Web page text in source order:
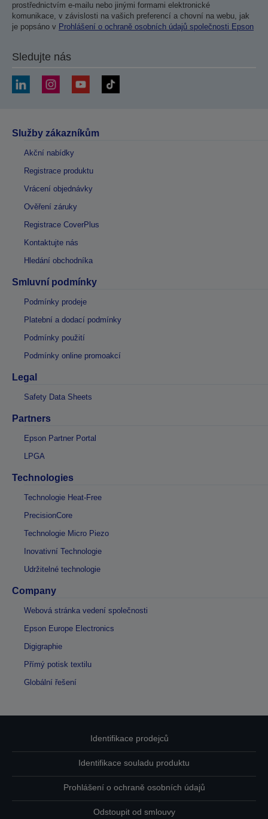
prostřednictvím e-mailu nebo jinými formami elektronické
komunikace, v závislosti na vašich preferencí a chovní na webu, jak
je popsáno v Prohlášení o ochraně osobních údajů společnosti Epson
Sledujte nás
Služby zákazníkům
Akční nabídky
Registrace produktu
Vrácení objednávky
Ověření záruky
Registrace CoverPlus
Kontaktujte nás
Hledání obchodníka
Smluvní podmínky
Podmínky prodeje
Platební a dodací podmínky
Podmínky použití
Podmínky online promoakcí
Legal
Safety Data Sheets
Partners
Epson Partner Portal
LPGA
Technologies
Technologie Heat-Free
PrecisionCore
Technologie Micro Piezo
Inovativní Technologie
Udržitelné technologie
Company
Webová stránka vedení společnosti
Epson Europe Electronics
Digigraphie
Přímý potisk textilu
Globální řešení
Identifikace prodejců
Identifikace souladu produktu
Prohlášení o ochraně osobních údajů
Odstoupit od smlouvy